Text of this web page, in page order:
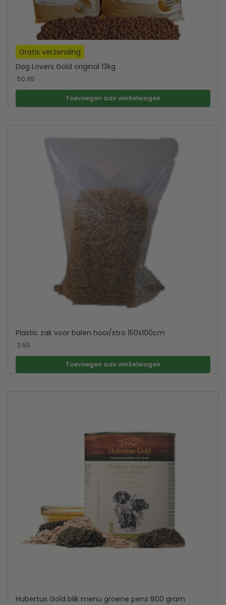
Gratis verzending
Dog Lovers Gold original 13kg
50.95
Toevoegen aan winkelwagen
Plastic zak voor balen hooi/stro 150x100cm
3.50
Toevoegen aan winkelwagen
Hubertus Gold blik menu groene pens 800 gram